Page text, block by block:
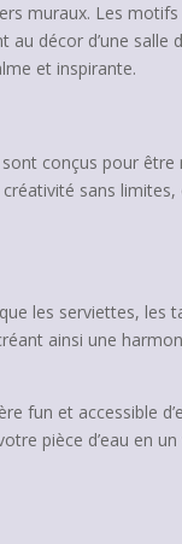
muraux. Les
décor d’une salle
et inspirante.
conçus pour être
sans limites,
les serviettes, les
ainsi une
fun et accessible
pièce d’eau en